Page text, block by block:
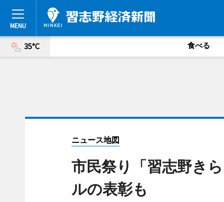
35°C 食べる
ニュース地図
市民祭り「習志野き
ルの表彰も